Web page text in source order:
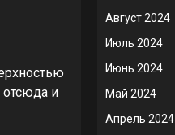
отсюда и
Август 2024
Июль 2024
Июнь 2024
Май 2024
Апрель 2024